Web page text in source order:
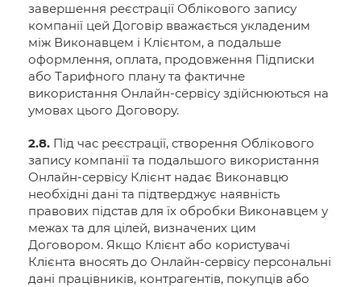
завершення реєстрації Облікового запису
компанії цей Договір вважається укладеним
між Виконавцем і Клієнтом, а подальше
оформлення, оплата, продовження Підписки
або Тарифного плану та фактичне
використання Онлайн-сервісу здійснюються на
умовах цього Договору.
2.8. Під час реєстрації, створення Облікового
запису компанії та подальшого використання
Онлайн-сервісу Клієнт надає Виконавцю
необхідні дані та підтверджує наявність
правових підстав для їх обробки Виконавцем у
межах та для цілей, визначених цим
Договором. Якщо Клієнт або користувачі
Клієнта вносять до Онлайн-сервісу персональні
дані працівників, контрагентів, покупців або